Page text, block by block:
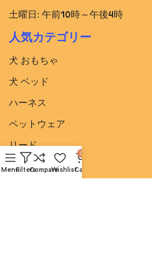
土曜日: 午前10時～午後4時
人気カテゴリー
犬 おもちゃ
犬 ベッド​
ハーネス
ペットウェア
リード
首輪
MenuFiltersCompareWishlist
0
Cart